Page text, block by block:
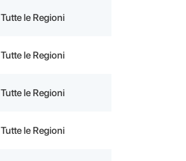
Tutte le Regioni
Tutte le Regioni
Tutte le Regioni
Tutte le Regioni